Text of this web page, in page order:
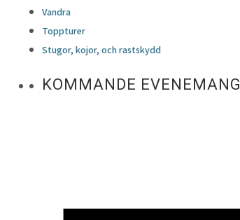
Vandra
Toppturer
Stugor, kojor, och rastskydd
KOMMANDE EVENEMANG